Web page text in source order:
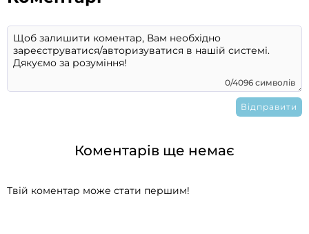
0/4096 символів
Коментарів ще немає
Твій коментар може стати першим!